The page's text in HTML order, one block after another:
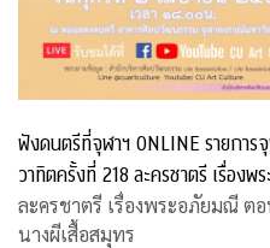
ฟังดนตรีที่จุฬาฯ ONLINE รายการ
วาทิตครั้งที่ 218 ละครชาตรี เรื่องพ
มณี ตอน หนีนางผีเสื้อสมุทร
ละครชาตรี เรื่องพระอภัยมณี ต
นางผีเสื้อสมุทร